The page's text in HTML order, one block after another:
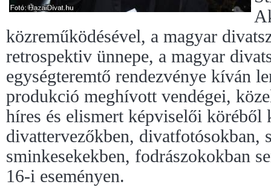
közreműködésével, a magyar
retrospektiv ünnepe, a magyar
egységteremtő rendezvénye kíván
produkció meghívott vendégei,
híres és elismert képviselői köréből
divattervezőkben, divatfotósokban,
sminkesekekben, fodrászokokban
16-i eseményen.